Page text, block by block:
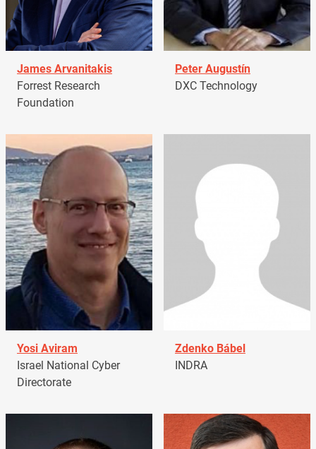
James Arvanitakis
Forrest Research
Foundation
Peter Augustín
DXC Technology
Yosi Aviram
Israel National Cyber
Directorate
Zdenko Bábel
INDRA